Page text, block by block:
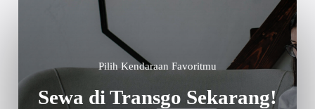
Pilih Kendaraan Favoritmu
Sewa di Transgo Sekarang!